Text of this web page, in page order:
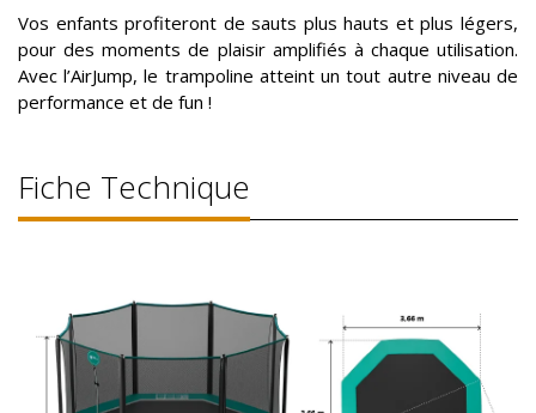
Vos enfants profiteront de sauts plus hauts et plus légers,
pour des moments de plaisir amplifiés à chaque utilisation.
Avec l’AirJump, le trampoline atteint un tout autre niveau de
performance et de fun !
Fiche Technique